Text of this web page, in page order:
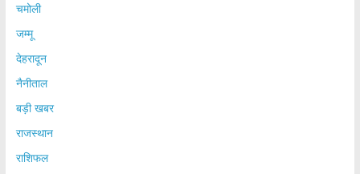
चमोली
जम्मू
देहरादून
नैनीताल
बड़ी खबर
राजस्थान
राशिफल